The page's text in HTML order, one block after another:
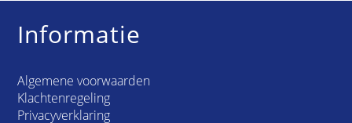
Informatie
Algemene voorwaarden
Klachtenregeling
Privacyverklaring